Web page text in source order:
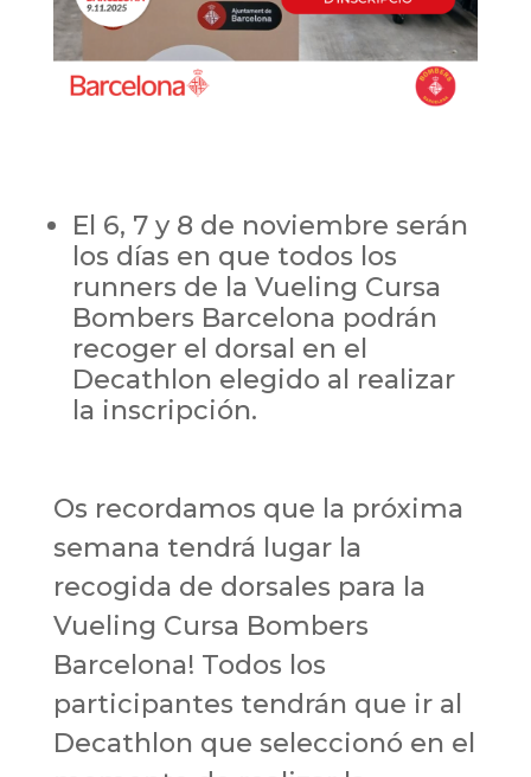
El 6, 7 y 8 de noviembre serán
los días en que todos los
runners de la Vueling Cursa
Bombers Barcelona podrán
recoger el dorsal en el
Decathlon elegido al realizar
la inscripción.
Os recordamos que la próxima
semana tendrá lugar la
recogida de dorsales para la
Vueling Cursa Bombers
Barcelona! Todos los
participantes tendrán que ir al
Decathlon que seleccionó en el